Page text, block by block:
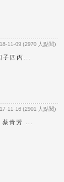
11-09 (2970 人點閱)
子四丙...
11-16 (2901 人點閱)
蔡青芳 ...